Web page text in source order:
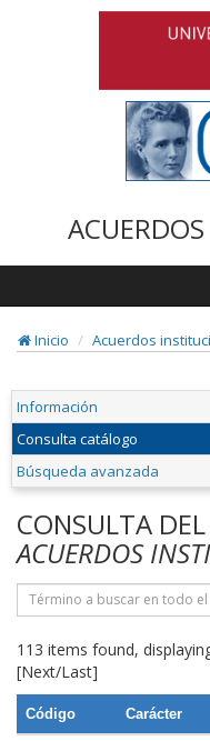
Inicio
Acuerdos
Información
Consulta catálogo
Búsqueda avanzada
CONSULTA
ACUERDOS
113 items found,
[Next/Last]
Código Carácter